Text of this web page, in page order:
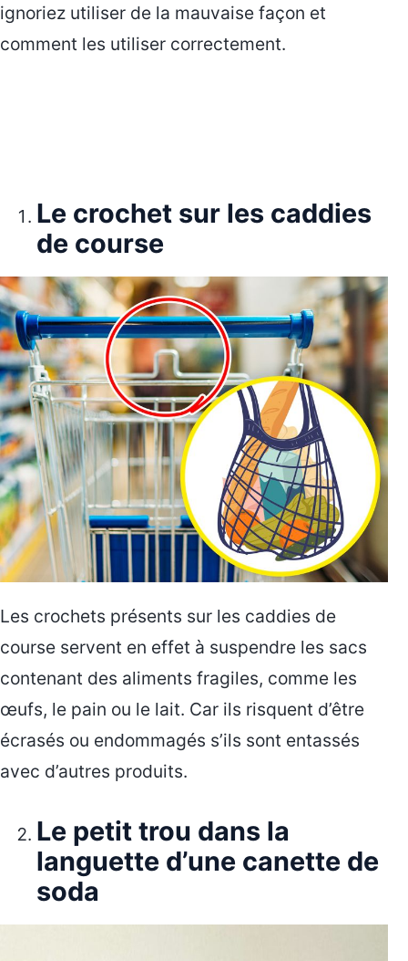
ignoriez utiliser de la mauvaise façon et
comment les utiliser correctement.
Le crochet sur les caddies
de course
Les crochets présents sur les caddies de
course servent en effet à suspendre les sacs
contenant des aliments fragiles, comme les
œufs, le pain ou le lait. Car ils risquent d’être
écrasés ou endommagés s’ils sont entassés
avec d’autres produits.
Le petit trou dans la
languette d’une canette de
soda